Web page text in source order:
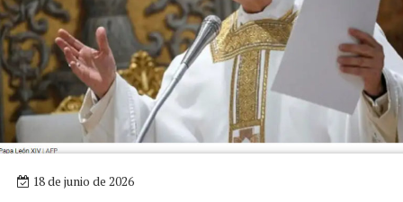
18 de junio de 2026